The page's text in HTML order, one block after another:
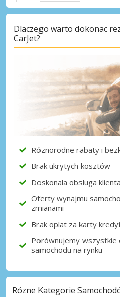
Dlaczego warto dokonac
CarJet?
Róznorodne rabaty i
Brak ukrytych kosztów
Doskonala obsluga klienta
Oferty wynajmu
zmianami
Brak oplat za karty
Porównujemy wszystkie
samochodu na rynku
Rózne Kategorie